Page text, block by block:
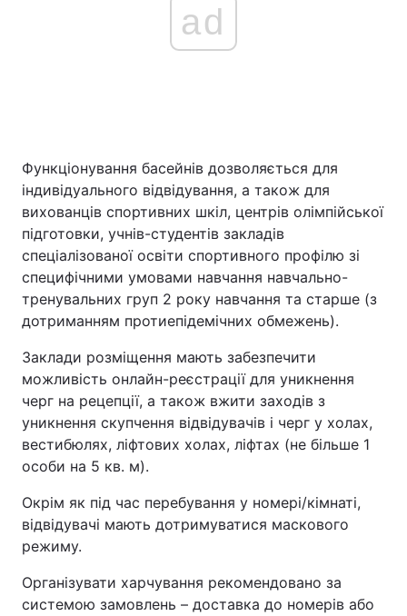
ad
Функціонування басейнів дозволяється для
індивідуального відвідування, а також для
вихованців спортивних шкіл, центрів олімпійської
підготовки, учнів-студентів закладів
спеціалізованої освіти спортивного профілю зі
специфічними умовами навчання навчально-
тренувальних груп 2 року навчання та старше (з
дотриманням протиепідемічних обмежень).
Заклади розміщення мають забезпечити
можливість онлайн-реєстрації для уникнення
черг на рецепції, а також вжити заходів з
уникнення скупчення відвідувачів і черг у холах,
вестибюлях, ліфтових холах, ліфтах (не більше 1
особи на 5 кв. м).
Окрім як під час перебування у номері/кімнаті,
відвідувачі мають дотримуватися маскового
режиму.
Організувати харчування рекомендовано за
системою замовлень – доставка до номерів або